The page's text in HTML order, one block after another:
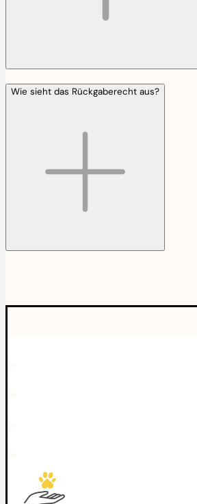
Wie sieht das Rückgaberecht aus?